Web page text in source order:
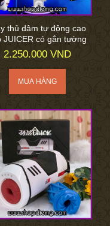
thủ dâm tự động cao
JUICER có gắn tường
2.250.000 VND